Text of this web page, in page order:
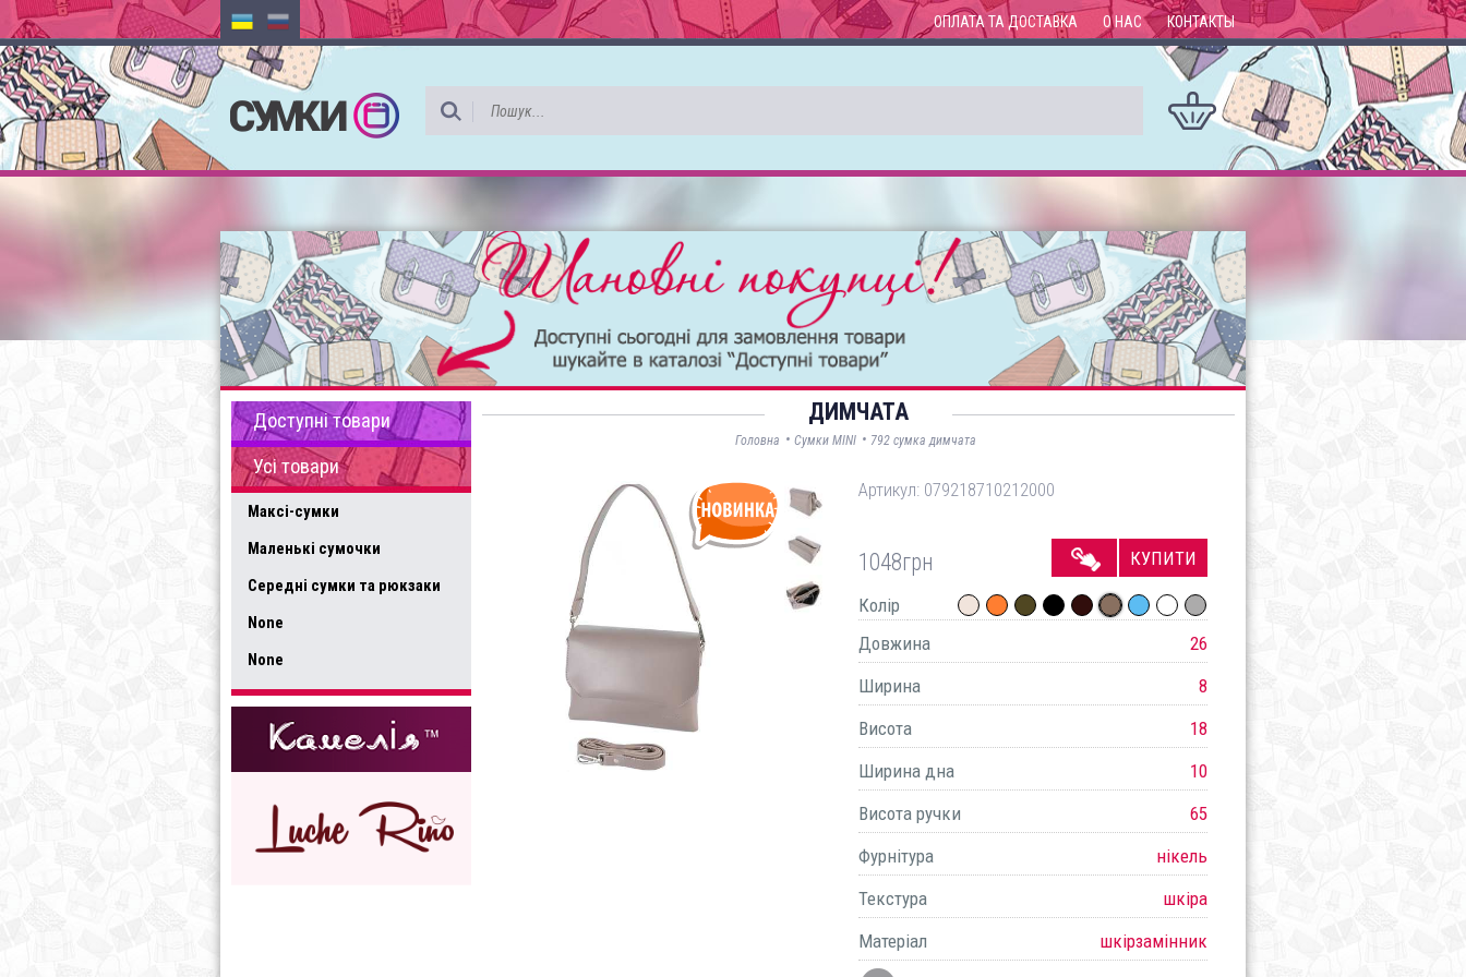
ОПЛАТА ТА ДОСТАВКА О НАС КОНТАКТЫ
Доступні товари
Усі товари
Максі-сумки
Маленькі сумочки
Середні сумки та рюкзаки
None
None
ДИМЧАТА
Головна • Сумки MINI • 792 сумка димчата
Артикул: 079218710212000
1048грн КУПИТИ
Колір
Довжина
26
Ширина
8
Висота
18
Ширина дна
10
Висота ручки
65
Фурнітура
нікель
Текстура
шкіра
Матеріал
шкірзамінник